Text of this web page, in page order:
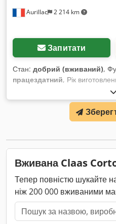
Aurillac 2 214 km
Запитати
Стан: добрий (вживаний),
працездатний, Рік
55,16 кВт (75,00
транспортного засобу:
, Гідравлічний
навантажувач FL80 Codpfx
Вживана Claas
Тепер повністю шукайте
ніж 200 000 вживаними